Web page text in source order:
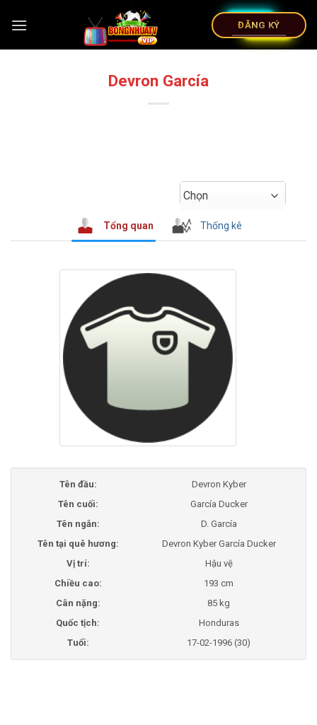
ĐĂNG KÝ
Devron García
Chọn
Tổng quan Thống kê
Tên đầu:
Devron Kyber
Tên cuối:
García Ducker
Tên ngắn:
D. García
Tên tại quê hương:
Devron Kyber García Ducker
Vị trí:
Hậu vệ
Chiều cao:
193 cm
Cân nặng:
85 kg
Quốc tịch:
Honduras
Tuổi:
17-02-1996 (30)